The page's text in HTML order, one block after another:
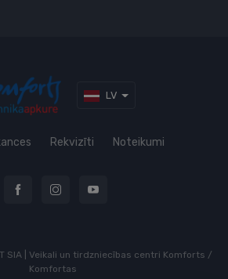
LV
Rekvizīti Noteikumi
SIA | Veikali un tirdzniecības centri Komforts /
Komfortas